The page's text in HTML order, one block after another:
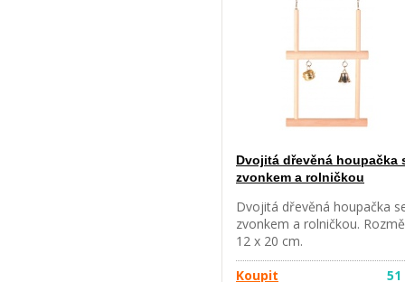
Dvojitá dřevěná houpačka
zvonkem a rolničkou
Dvojitá dřevěná houpačka
zvonkem a rolničkou.
12 x 20 cm.
Koupit
51